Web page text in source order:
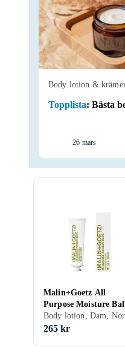
Body lotion &
Topplista: Bästa
26 mars
Malin+Goetz All
Purpose Moisture
30ml
265 kr